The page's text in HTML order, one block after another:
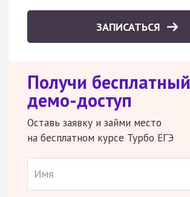
ЗАПИСАТЬСЯ
Получи бесплатный
демо-доступ
Оставь заявку и займи место
на бесплатном курсе Турбо ЕГЭ